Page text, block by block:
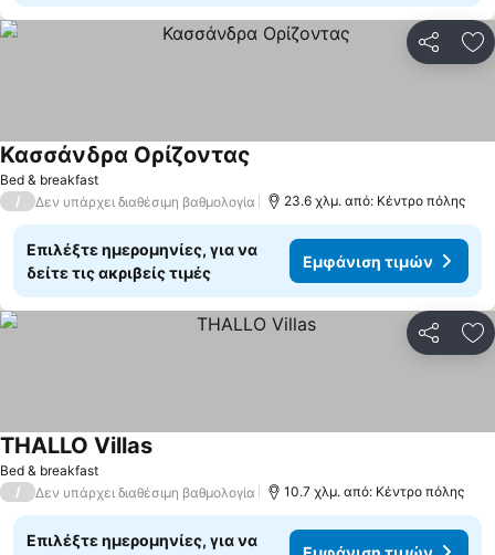
Bed & breakfast
Κασσάνδρα Ορίζοντας
/ Δεν υπάρχει διαθέσιμη βαθμολογία 23.6 χλμ. από: Κέντρο πόλης
Επιλέξτε ημερομηνίες, για να
δείτε τις ακριβείς τιμές
Εμφάνιση τιμών
Bed & breakfast
THALLO Villas
/ Δεν υπάρχει διαθέσιμη βαθμολογία 10.7 χλμ. από: Κέντρο πόλης
Επιλέξτε ημερομηνίες, για να